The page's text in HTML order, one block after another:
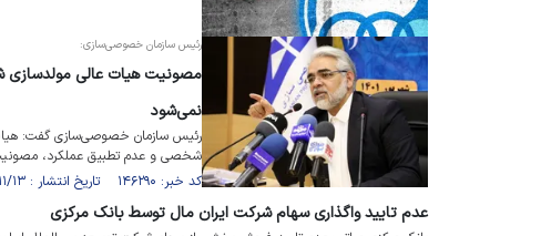
رئیس سازمان خصوصی‌سازی:
مصونیت هیات عالی مولدسازی
نمی‌شود
رئیس سازمان خصوصی‌سازی گفت: هیات
شخصی و عدم تطبیق عملکرد،
کد خبر: ۱۴۶۲۹۰ تاریخ انتشار : ۱۴۰۱/۱۱/۱۳
عدم تایید واگذاری سهام شرکت ایران مال توسط بانک مرکزی